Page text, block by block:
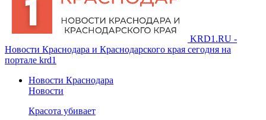
KRD1.RU -
Новости Краснодара и Краснодарского края сегодня на
портале krd1
Новости Краснодара
Новости
Красота убивает